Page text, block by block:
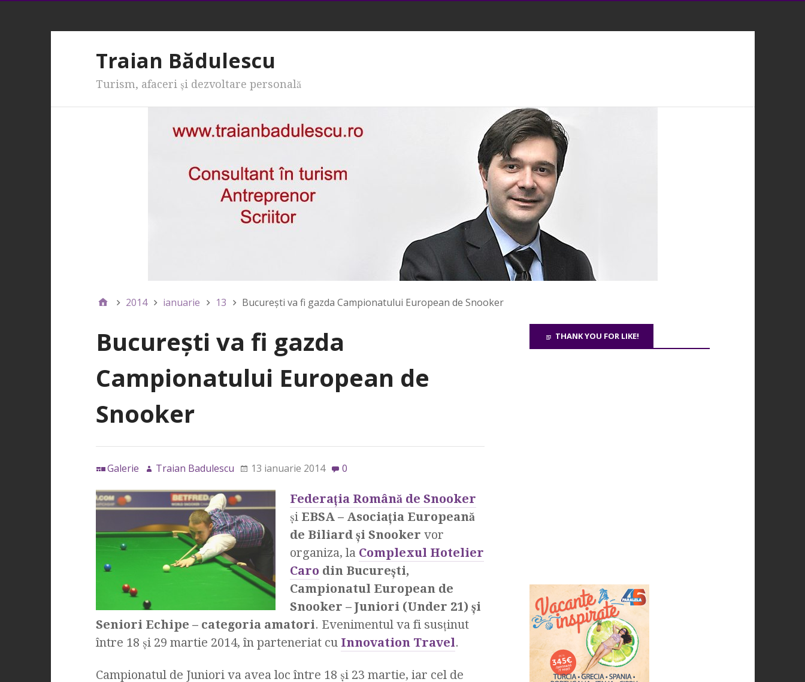
Traian Bădulescu
Turism, afaceri şi dezvoltare personală
2014 ianuarie 13 Bucureşti va fi gazda Campionatului European de Snooker
Bucureşti va fi gazda
Campionatului European de
Snooker
Galerie Traian Badulescu 13 ianuarie 2014 0
Federaţia Română de Snooker
şi EBSA – Asociaţia Europeană
de Biliard şi Snooker vor
organiza, la Complexul Hotelier
Caro din Bucureşti,
Campionatul European de
Snooker – Juniori (Under 21) şi
Seniori Echipe – categoria amatori. Evenimentul va fi susţinut
între 18 şi 29 martie 2014, în parteneriat cu Innovation Travel.
Campionatul de Juniori va avea loc între 18 şi 23 martie, iar cel de
THANK YOU FOR LIKE!